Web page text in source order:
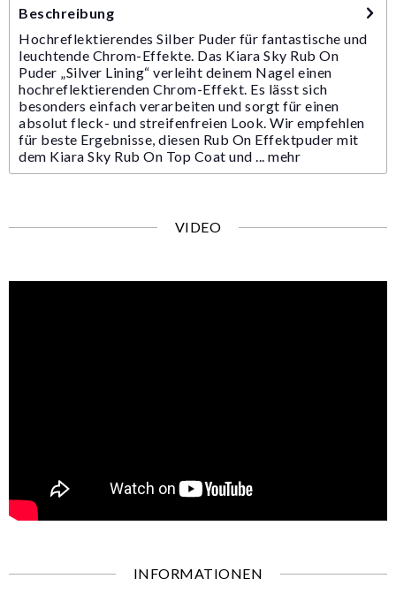
Beschreibung
Hochreflektierendes Silber Puder für fantastische und
leuchtende Chrom-Effekte. Das Kiara Sky Rub On
Puder „Silver Lining“ verleiht deinem Nagel einen
hochreflektierenden Chrom-Effekt. Es lässt sich
besonders einfach verarbeiten und sorgt für einen
absolut fleck- und streifenfreien Look. Wir empfehlen
für beste Ergebnisse, diesen Rub On Effektpuder mit
dem Kiara Sky Rub On Top Coat und ... mehr
VIDEO
INFORMATIONEN